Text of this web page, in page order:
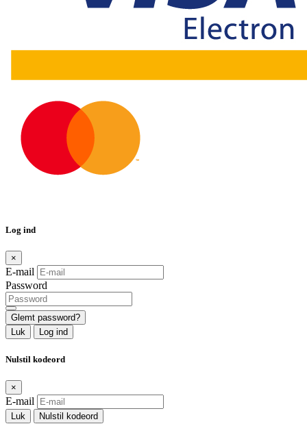
Log ind
×
E-mail
Password
Glemt password?
Luk
Log ind
Nulstil kodeord
×
E-mail
Luk Nulstil kodeord